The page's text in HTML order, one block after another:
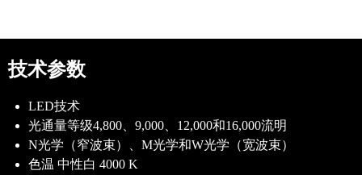
技术参数
LED技术
光通量等级4,800、9,000、12,000和16,000流明
N光学（窄波束）、M光学和W光学（宽波束）
色温 中性白 4000 K